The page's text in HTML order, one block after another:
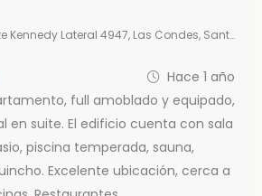
4947, Las Condes, Santiago Metropolitan Region 7550000, Chile
Hace 1 año
full amoblado y equipado,
en suite. El edificio cuenta con sala
piscina temperada, sauna,
Excelente ubicación, cerca a